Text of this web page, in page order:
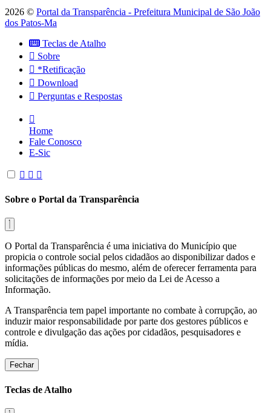
2026 © Portal da Transparência - Prefeitura Municipal de São João
dos Patos-Ma
Teclas de Atalho
Sobre
*Retificação
Download
Perguntas e Respostas
Home
Fale Conosco
E-Sic
Sobre o Portal da Transparência
O Portal da Transparência é uma iniciativa do Município que
propicia o controle social pelos cidadãos ao disponibilizar dados e
informações públicas do mesmo, além de oferecer ferramenta para
solicitações de informações por meio da Lei de Acesso a
Informação.
A Transparência tem papel importante no combate à corrupção, ao
induzir maior responsabilidade por parte dos gestores públicos e
controle e divulgação das ações por cidadãos, pesquisadores e
mídia.
Fechar
Teclas de Atalho